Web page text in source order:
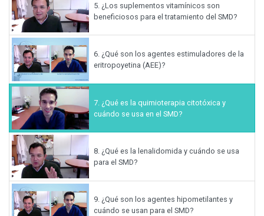
5. ¿Los suplementos vitamínicos son
beneficiosos para el tratamiento del SMD?
6.¿Qué son los agentes estimuladores de la
eritropoyetina (AEE)?
7. ¿Qué es la quimioterapia citotóxica y
cuándo se usa en el SMD?
8. ¿Qué es la lenalidomida y cuándo se usa
para el SMD?
9.¿Qué son los agentes hipometilantes y
cuándo se usan para el SMD?